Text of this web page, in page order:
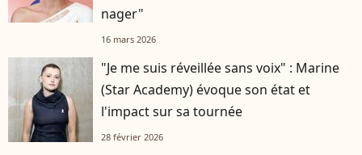
nager"
16 mars 2026
"Je me suis réveillée sans voix" : Marine
(Star Academy) évoque son état et
l'impact sur sa tournée
28 février 2026